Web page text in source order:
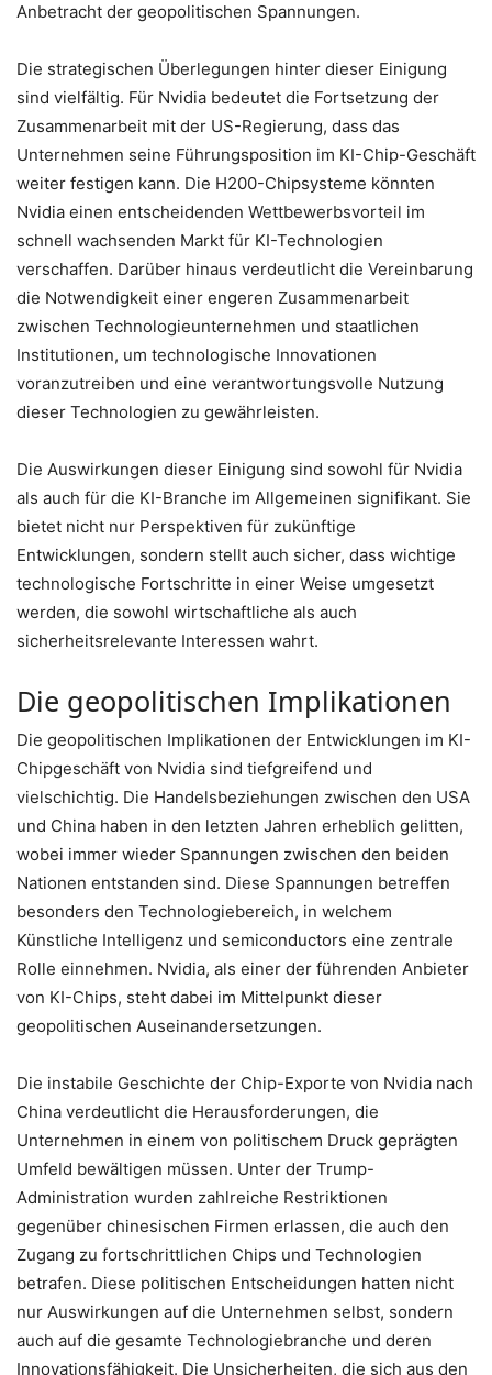
Anbetracht der geopolitischen Spannungen.
Die strategischen Überlegungen hinter dieser Einigung
sind vielfältig. Für Nvidia bedeutet die Fortsetzung der
Zusammenarbeit mit der US-Regierung, dass das
Unternehmen seine Führungsposition im KI-Chip-Geschäft
weiter festigen kann. Die H200-Chipsysteme könnten
Nvidia einen entscheidenden Wettbewerbsvorteil im
schnell wachsenden Markt für KI-Technologien
verschaffen. Darüber hinaus verdeutlicht die Vereinbarung
die Notwendigkeit einer engeren Zusammenarbeit
zwischen Technologieunternehmen und staatlichen
Institutionen, um technologische Innovationen
voranzutreiben und eine verantwortungsvolle Nutzung
dieser Technologien zu gewährleisten.
Die Auswirkungen dieser Einigung sind sowohl für Nvidia
als auch für die KI-Branche im Allgemeinen signifikant. Sie
bietet nicht nur Perspektiven für zukünftige
Entwicklungen, sondern stellt auch sicher, dass wichtige
technologische Fortschritte in einer Weise umgesetzt
werden, die sowohl wirtschaftliche als auch
sicherheitsrelevante Interessen wahrt.
Die geopolitischen Implikationen
Die geopolitischen Implikationen der Entwicklungen im KI-
Chipgeschäft von Nvidia sind tiefgreifend und
vielschichtig. Die Handelsbeziehungen zwischen den USA
und China haben in den letzten Jahren erheblich gelitten,
wobei immer wieder Spannungen zwischen den beiden
Nationen entstanden sind. Diese Spannungen betreffen
besonders den Technologiebereich, in welchem
Künstliche Intelligenz und semiconductors eine zentrale
Rolle einnehmen. Nvidia, als einer der führenden Anbieter
von KI-Chips, steht dabei im Mittelpunkt dieser
geopolitischen Auseinandersetzungen.
Die instabile Geschichte der Chip-Exporte von Nvidia nach
China verdeutlicht die Herausforderungen, die
Unternehmen in einem von politischem Druck geprägten
Umfeld bewältigen müssen. Unter der Trump-
Administration wurden zahlreiche Restriktionen
gegenüber chinesischen Firmen erlassen, die auch den
Zugang zu fortschrittlichen Chips und Technologien
betrafen. Diese politischen Entscheidungen hatten nicht
nur Auswirkungen auf die Unternehmen selbst, sondern
auch auf die gesamte Technologiebranche und deren
Innovationsfähigkeit. Die Unsicherheiten, die sich aus den